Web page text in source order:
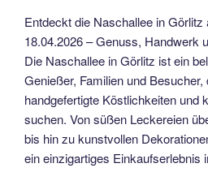
Entdeckt die Naschallee in Görlitz
18.04.2026 – Genuss, Handwerk
Die Naschallee in Görlitz ist ein
Genießer, Familien und
handgefertigte Köstlichkeiten und
suchen. Von süßen Leckereien
bis hin zu kunstvollen
ein einzigartiges Einkaufserlebnis